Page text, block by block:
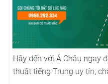
Hãy đến với Á Châu ngay
thuật tiếng Trung uy tín,